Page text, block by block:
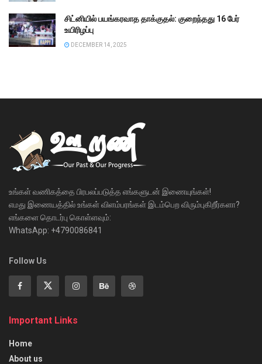
சிட்னியில் பயங்கரவாத தாக்குதல்: குறைந்தது 16 பேர்
உயிரிழப்பு
DECEMBER 14, 2025
உங்கள் வணிகத்தை பிரபலப்படுத்த எங்களுடன் இணையுங்கள்!
எமது இணையத்தில் உங்கள் விளம்பரங்கள் இடம்பெற விரும்புகிறீர்களா?
எங்களை தொடர்பு கொள்ளவும்:
WhatsApp: +4790086841
Follow Us
Important Links
Home
About us